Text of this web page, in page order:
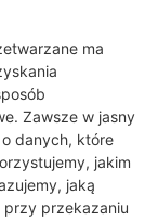
ma
Zawsze w jasny
danych, które
jakim
jaką
przekazaniu